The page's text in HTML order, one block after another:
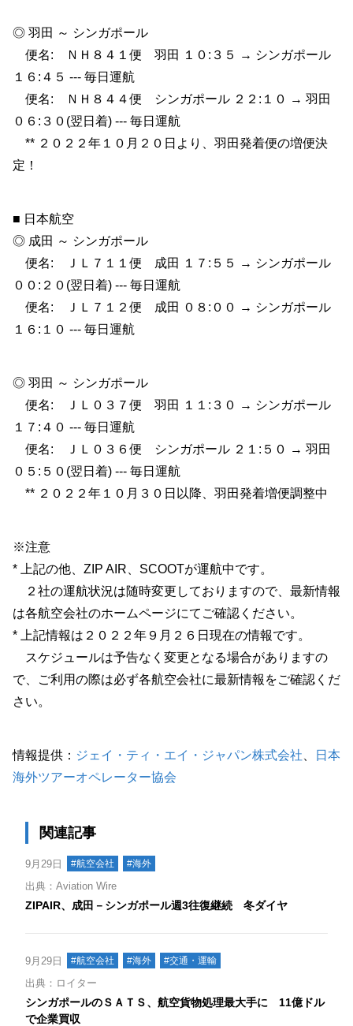
◎ 羽田 ～ シンガポール
便名: ＮＨ８４１便 羽田 １０:３５ → シンガポール
１６:４５ --- 毎日運航
便名: ＮＨ８４４便 シンガポール ２２:１０ → 羽田
０６:３０(翌日着) --- 毎日運航
** ２０２２年１０月２０日より、羽田発着便の増便決
定！
■ 日本航空
◎ 成田 ～ シンガポール
便名: ＪＬ７１１便 成田 １７:５５ → シンガポール
００:２０(翌日着) --- 毎日運航
便名: ＪＬ７１２便 成田 ０８:００ → シンガポール
１６:１０ --- 毎日運航
◎ 羽田 ～ シンガポール
便名: ＪＬ０３７便 羽田 １１:３０ → シンガポール
１７:４０ --- 毎日運航
便名: ＪＬ０３６便 シンガポール ２１:５０ → 羽田
０５:５０(翌日着) --- 毎日運航
** ２０２２年１０月３０日以降、羽田発着増便調整中
※注意
* 上記の他、ZIP AIR、SCOOTが運航中です。
２社の運航状況は随時変更しておりますので、最新情報
は各航空会社のホームページにてご確認ください。
* 上記情報は２０２２年９月２６日現在の情報です。
スケジュールは予告なく変更となる場合がありますの
で、ご利用の際は必ず各航空会社に最新情報をご確認くだ
さい。
情報提供： ジェイ・ティ・エイ・ジャパン株式会社
日本
海外ツアーオペレーター協会
関連記事
9月29日 #航空会社 #海外
出典：Aviation Wire
ZIPAIR、成田－シンガポール週3往復継続 冬ダイヤ
9月29日 #航空会社 #海外 #交通・運輸
出典：ロイター
シンガポールのＳＡＴＳ、航空貨物処理最大手に 11億ドル
で企業買収